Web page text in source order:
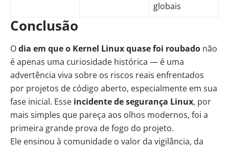
globais
Conclusão
Odia em que o Kernel Linux quase foi roubado não
é apenas uma curiosidade histórica — é uma
advertência viva sobre os riscos reais enfrentados
por projetos de código aberto, especialmente em sua
fase inicial. Esse incidente de segurança Linux, por
mais simples que pareça aos olhos modernos, foi a
primeira grande prova de fogo do projeto.
Ele ensinou à comunidade o valor da vigilância, da